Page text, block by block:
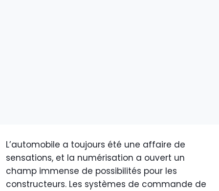
L’automobile a toujours été une affaire de
sensations, et la numérisation a ouvert un
champ immense de possibilités pour les
constructeurs. Les systèmes de commande de